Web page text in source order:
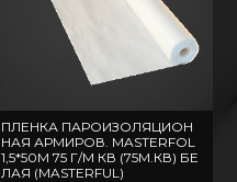
ПЛЕНКА ПАРОИЗОЛЯЦИОН
НАЯ АРМИРОВ. MASTERFOL
1,5*50М 75 Г/М КВ (75М.КВ) БЕ
ЛАЯ (MASTERFUL)